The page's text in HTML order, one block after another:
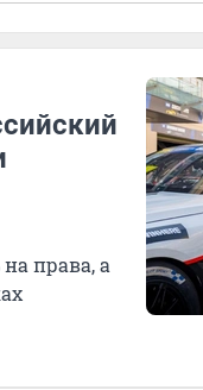
права, а